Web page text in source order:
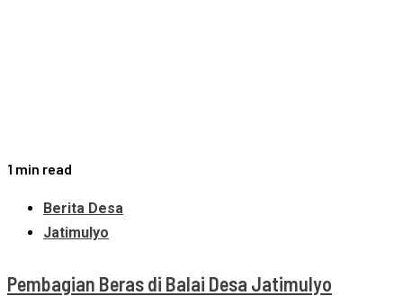
1 min read
Berita Desa
Jatimulyo
Pembagian Beras di Balai Desa Jatimulyo